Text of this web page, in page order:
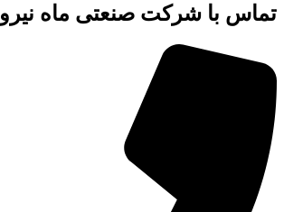
تماس با شرکت صنعتی ماه نیرو